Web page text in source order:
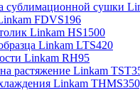
сублимационной сушки
FDVS196
Linkam HS1500
Linkam LTS420
Linkam RH95
растяжение Linkam
Linkam